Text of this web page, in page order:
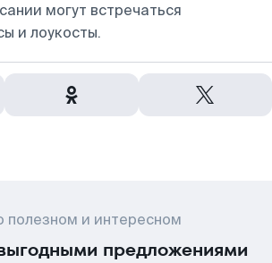
могут встречаться
и лоукосты.
полезном и интересном
предложениями